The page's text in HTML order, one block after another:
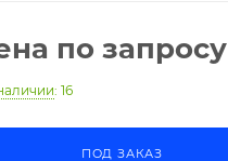
по запросу
: 16
ПОД ЗАКАЗ